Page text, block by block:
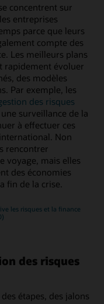
concentrent sur
entreprises
parce que leurs
compte des
Les meilleurs plans
rapidement évoluer
des modèles
Par exemple, les
des risques
surveillance de la
à effectuer ces
Non
rencontrer
voyage, mais elles
des économies
fin de la crise.
les risques et la finance
des risques
étapes, des jalons